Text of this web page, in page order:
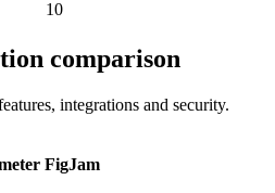
10
comparison
integrations and security.
FigJam